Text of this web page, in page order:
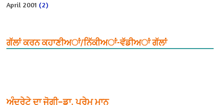
April 2001 (2)
ਗੱਲਾਂ ਕਰਨ ਕਹਾਣੀਅਾਂ/ਨਿੱਕੀਅਾਂ-ਵੱਡੀਅਾਂ ਗੱਲਾਂ
ਅੰਦਰੇਟੇ ਦਾ ਜੋਗੀ–ਡਾ. ਪ੍ਰੇਮ ਮਾਨ